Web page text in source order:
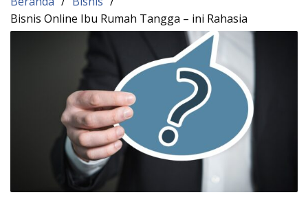
Bisnis Online Ibu Rumah Tangga – ini Rahasia